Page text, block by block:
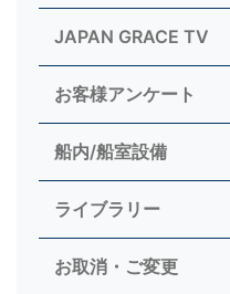
JAPAN GRACE TV
お客様アンケート
船内/船室設備
ライブラリー
お取消・ご変更